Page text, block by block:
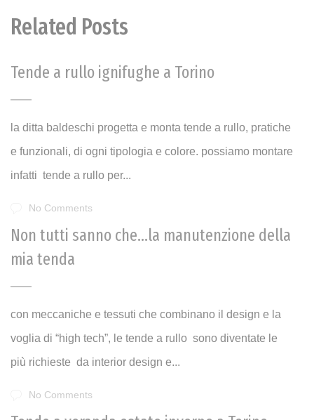
Related Posts
Tende a rullo ignifughe a Torino
la ditta baldeschi progetta e monta tende a rullo, pratiche
e funzionali, di ogni tipologia e colore. possiamo montare
infatti tende a rullo per...
No Comments
Non tutti sanno che…la manutenzione della
mia tenda
con meccaniche e tessuti che combinano il design e la
voglia di “high tech”, le tende a rullo sono diventate le
più richieste da interior design e...
No Comments